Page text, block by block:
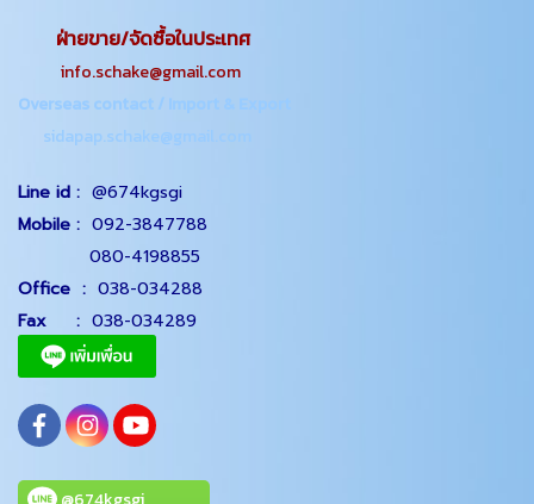
ฝ่ายขาย/จัดซื้อในประเทศ
info.schake@gmail.com
Overseas contact / Import & Export
sidapap.schake@gmail.com
Line id : @674kgsgi
Mobile : 092-3847788
080-4198855
Office : 038-034288
Fax : 038-034289